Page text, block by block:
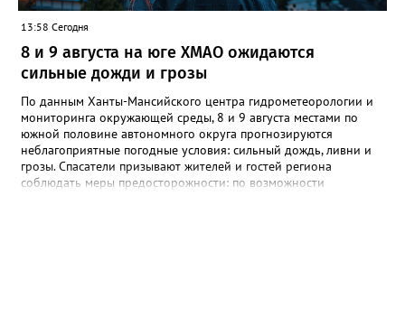
13:58 Сегодня
8 и 9 августа на юге ХМАО ожидаются
сильные дожди и грозы
По данным Ханты-Мансийского центра гидрометеорологии и
мониторинга окружающей среды, 8 и 9 августа местами по
южной половине автономного округа прогнозируются
неблагоприятные погодные условия: сильный дождь, ливни и
грозы. Спасатели призывают жителей и гостей региона
соблюдать меры предосторожности: по возможности